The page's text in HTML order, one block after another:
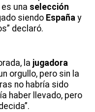
una selección
siendo España y
declaró.
la jugadora
orgullo, pero sin la
no habría sido
haber llevado, pero